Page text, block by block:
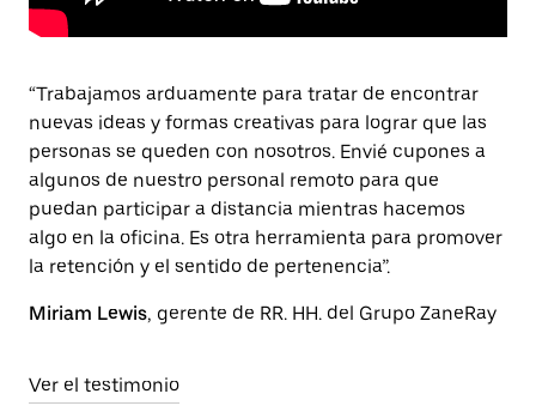
“Trabajamos arduamente para tratar de encontrar
nuevas ideas y formas creativas para lograr que las
personas se queden con nosotros. Envié cupones a
algunos de nuestro personal remoto para que
puedan participar a distancia mientras hacemos
algo en la oficina. Es otra herramienta para promover
la retención y el sentido de pertenencia”.
Miriam Lewis, gerente de RR. HH. del Grupo ZaneRay
Ver el testimonio